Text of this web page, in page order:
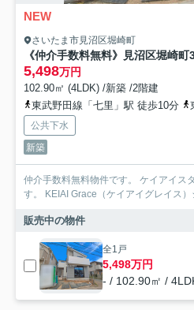
NEW
さいたま市見沼区堀崎町
5,498万円
102.90㎡ (4LDK) /新築 /2階建
東武野田線「七里」駅 徒歩10分
公共下水
新築
仲介手数料無料物件です。 ケイアイス
す。 ‎KEIAI Grace（ケイアイグレイス）
販売中の物件
全1戸
5,498万円
- / 102.90㎡ /